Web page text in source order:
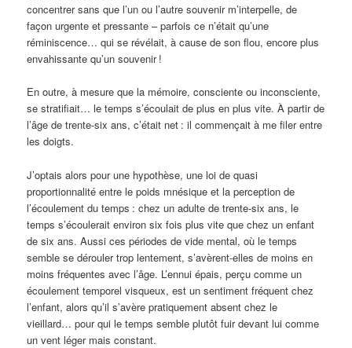
concentrer sans que l’un ou l’autre souvenir m’interpelle, de
façon urgente et pressante – parfois ce n’était qu’une
réminiscence… qui se révélait, à cause de son flou, encore plus
envahissante qu’un souvenir !
En outre, à mesure que la mémoire, consciente ou inconsciente,
se stratifiait… le temps s’écoulait de plus en plus vite. À partir de
l’âge de trente-six ans, c’était net : il commençait à me filer entre
les doigts.
J’optais alors pour une hypothèse, une loi de quasi
proportionnalité entre le poids mnésique et la perception de
l’écoulement du temps : chez un adulte de trente-six ans, le
temps s’écoulerait environ six fois plus vite que chez un enfant
de six ans. Aussi ces périodes de vide mental, où le temps
semble se dérouler trop lentement, s’avèrent-elles de moins en
moins fréquentes avec l’âge. L’ennui épais, perçu comme un
écoulement temporel visqueux, est un sentiment fréquent chez
l’enfant, alors qu’il s’avère pratiquement absent chez le
vieillard… pour qui le temps semble plutôt fuir devant lui comme
un vent léger mais constant.